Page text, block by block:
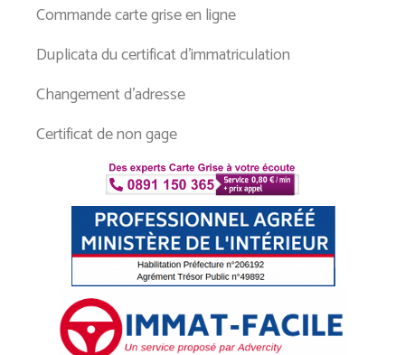
Commande carte grise en ligne
Duplicata du certificat d’immatriculation
Changement d’adresse
Certificat de non gage